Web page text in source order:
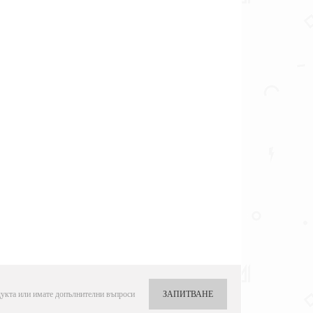
ЗАПИТВАНЕ
или имате допълнителни въпроси